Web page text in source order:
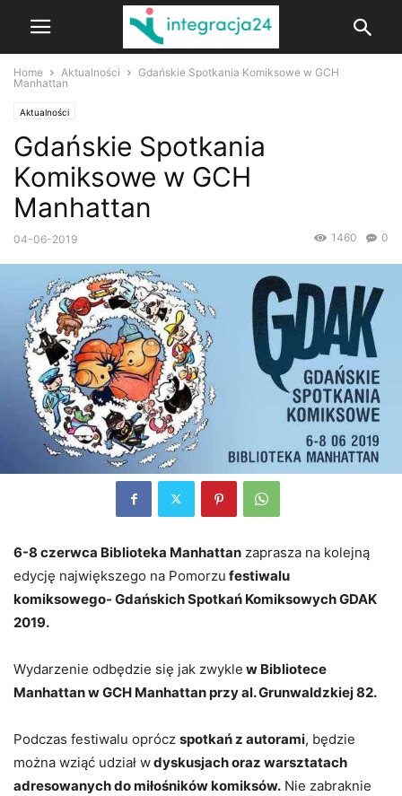
Home Aktualności
Gdańskie Spotkania Komiksowe w GCH
Manhattan
Aktualności
Gdańskie Spotkania
Komiksowe w GCH
Manhattan
04-06-2019 0
1460
6-8 czerwca Biblioteka Manhattan zaprasza na kolejną
edycję największego na Pomorzu festiwalu
komiksowego- Gdańskich Spotkań Komiksowych GDAK
2019.
Wydarzenie odbędzie się jak zwykle w Bibliotece
Manhattan w GCH Manhattan przy al. Grunwaldzkiej 82.
Podczas festiwalu oprócz spotkań z autorami, będzie
można wziąć udział wdyskusjach oraz warsztatach
adresowanych do miłośników komiksów. Nie zabraknie